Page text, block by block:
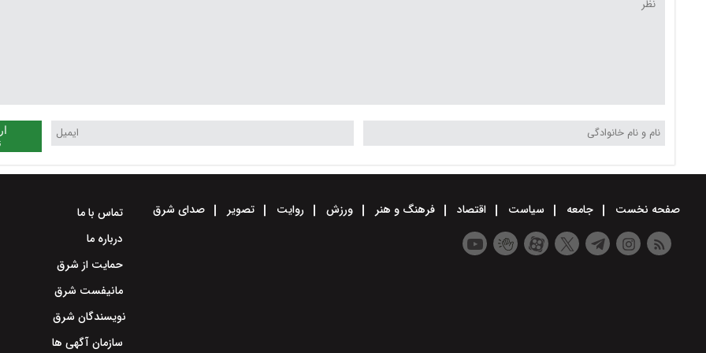
صفحه نخست جامعه سیاست اقتصاد فرهنگ و هنر ورزش روایت تصویر صدای شرق
تماس با ما
درباره ما
حمایت از شرق
مانیفست شرق
نویسندگان شرق
سازمان آگهی ها